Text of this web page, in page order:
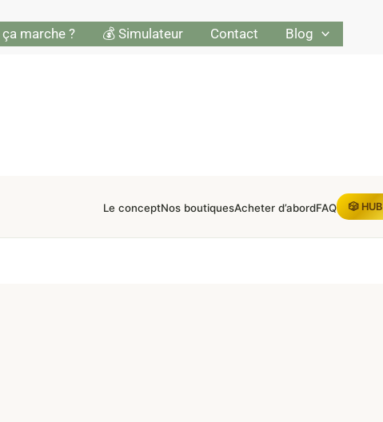
marche ? 💰 Simulateur Contact Blog
Le conceptNos boutiquesAcheter d’abordFAQ 🎲 HUB